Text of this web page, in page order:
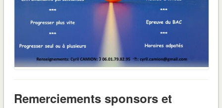
Remerciements sponsors et